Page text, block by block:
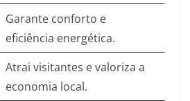
Garante conforto e
eficiência energética.​
Atrai visitantes e valoriza a
economia local.​